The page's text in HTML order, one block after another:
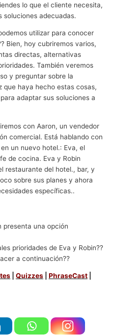
lo que el cliente necesita,
soluciones adecuadas.
utilizar para conocer
Bien, hoy cubriremos varios,
directas, alternativas
También veremos
y preguntar sobre la
que haya hecho estas cosas,
adaptar sus soluciones a
con Aaron, un vendedor
comercial. Está hablando con
un nuevo hotel.: Eva, el
de cocina. Eva y Robin
restaurante del hotel., bar, y
sobre sus planes y ahora
específicas..
presenta una opción
prioridades de Eva y Robin??
a continuación??
|Quizzes |PhraseCast